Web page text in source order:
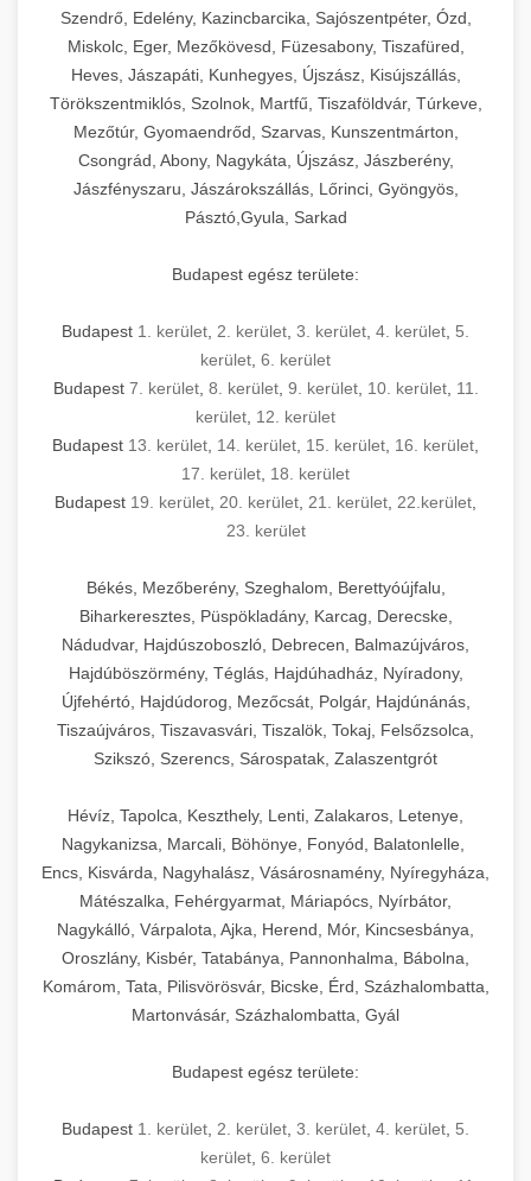
Szendrő, Edelény, Kazincbarcika, Sajószentpéter, Ózd,
Miskolc, Eger, Mezőkövesd, Füzesabony, Tiszafüred,
Heves, Jászapáti, Kunhegyes, Újszász, Kisújszállás,
Törökszentmiklós, Szolnok, Martfű, Tiszaföldvár, Túrkeve,
Mezőtúr, Gyomaendrőd, Szarvas, Kunszentmárton,
Csongrád, Abony, Nagykáta, Újszász, Jászberény,
Jászfényszaru, Jászárokszállás, Lőrinci, Gyöngyös,
Pásztó,Gyula, Sarkad
Budapest egész területe:
Budapest 1. kerület 2. kerület 3. kerület 4. kerület 5.
kerület 6. kerület
Budapest 7. kerület, 8. kerület, 9. kerület, 10. kerület, 11.
kerület 12. kerület
Budapest 13. kerület 14. kerület 15. kerület 16. kerület
17. kerület 18. kerület
Budapest 19. kerület 20. kerület 21. kerület 22.kerület
23. kerület
Békés, Mezőberény, Szeghalom, Berettyóújfalu,
Biharkeresztes, Püspökladány, Karcag, Derecske,
Nádudvar, Hajdúszoboszló, Debrecen, Balmazújváros,
Hajdúböszörmény, Téglás, Hajdúhadház, Nyíradony,
Újfehértó, Hajdúdorog, Mezőcsát, Polgár, Hajdúnánás,
Tiszaújváros, Tiszavasvári, Tiszalök, Tokaj, Felsőzsolca,
Szikszó, Szerencs, Sárospatak, Zalaszentgrót
Hévíz, Tapolca, Keszthely, Lenti, Zalakaros, Letenye,
Nagykanizsa, Marcali, Böhönye, Fonyód, Balatonlelle,
Encs, Kisvárda, Nagyhalász, Vásárosnamény, Nyíregyháza,
Mátészalka, Fehérgyarmat, Máriapócs, Nyírbátor,
Nagykálló, Várpalota, Ajka, Herend, Mór, Kincsesbánya,
Oroszlány, Kisbér, Tatabánya, Pannonhalma, Bábolna,
Komárom, Tata, Pilisvörösvár, Bicske, Érd, Százhalombatta,
Martonvásár, Százhalombatta, Gyál
Budapest egész területe:
Budapest 1. kerület 2. kerület 3. kerület 4. kerület 5.
kerület 6. kerület